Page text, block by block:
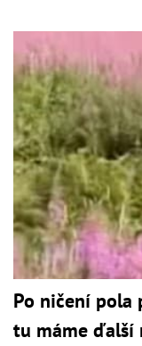
Po ničení pola
tu máme ďalší